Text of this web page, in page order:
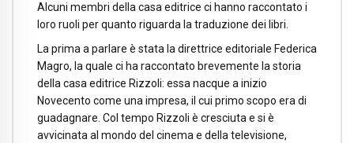
Alcuni membri della casa editrice ci hanno raccontato i
loro ruoli per quanto riguarda la traduzione dei libri.
La prima a parlare è stata la direttrice editoriale Federica
Magro, la quale ci ha raccontato brevemente la storia
della casa editrice Rizzoli: essa nacque a inizio
Novecento come una impresa, il cui primo scopo era di
guadagnare. Col tempo Rizzoli è cresciuta e si è
avvicinata al mondo del cinema e della televisione,